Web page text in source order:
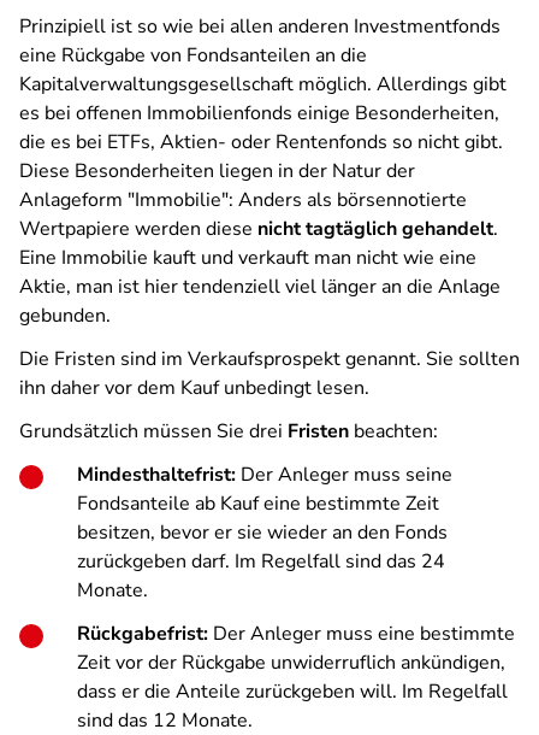
Prinzipiell ist so wie bei allen anderen Investmentfonds
eine Rückgabe von Fondsanteilen an die
Kapitalverwaltungsgesellschaft möglich. Allerdings gibt
es bei offenen Immobilienfonds einige Besonderheiten,
die es bei ETFs, Aktien- oder Rentenfonds so nicht gibt.
Diese Besonderheiten liegen in der Natur der
Anlageform "Immobilie": Anders als börsennotierte
Wertpapiere werden diese nicht tagtäglich gehandelt.
Eine Immobilie kauft und verkauft man nicht wie eine
Aktie, man ist hier tendenziell viel länger an die Anlage
gebunden.
Die Fristen sind im Verkaufsprospekt genannt. Sie sollten
ihn daher vor dem Kauf unbedingt lesen.
Grundsätzlich müssen Sie drei Fristen beachten:
Mindesthaltefrist: Der Anleger muss seine
Fondsanteile ab Kauf eine bestimmte Zeit
besitzen, bevor er sie wieder an den Fonds
zurückgeben darf. Im Regelfall sind das 24
Monate.
Rückgabefrist: Der Anleger muss eine bestimmte
Zeit vor der Rückgabe unwiderruflich ankündigen,
dass er die Anteile zurückgeben will. Im Regelfall
sind das 12 Monate.